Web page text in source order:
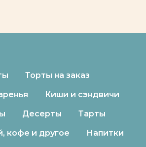
Торты на заказ
Киши и сэндвичи
Десерты Тарты
кофе и другое Напитки